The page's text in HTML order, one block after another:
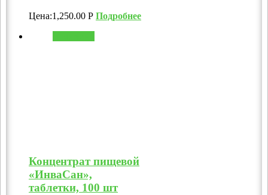
Цена:1,250.00 Р Подробнее
Концентрат пищевой
«ИнваСан»,
таблетки, 100 шт